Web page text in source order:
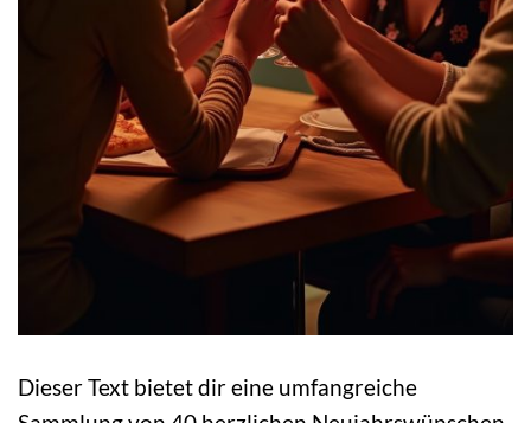
Dieser Text bietet dir eine umfangreiche